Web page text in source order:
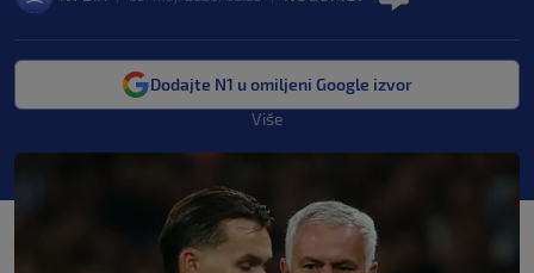
Dodajte N1 u omiljeni Google izvor
Više